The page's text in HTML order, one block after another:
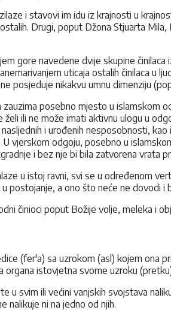
i stavovi im idu iz krajnosti u
Drugi, poput Džona Stjuarta
gore navedene dvije skupine
uticaja ostalih činilaca u
posjeduje nikakvu umnu dimenziju
posebno mjesto u islamskom
ili ne može imati aktivnu ulogu u
i urođenih nesposobnosti,
odgoju, posebno u
i bez nje bi bila zatvorena vrata
u istoj ravni, svi se u određenom
postojanje, a ono što neće ne dovodi i
činioci poput Božije volje, meleka i
(fer'a) sa uzrokom (asl) kojem ona
organa istovjetna svome uzroku
u svim ili većini vanjskih svojstava
nalikuje ni na jedno od njih.